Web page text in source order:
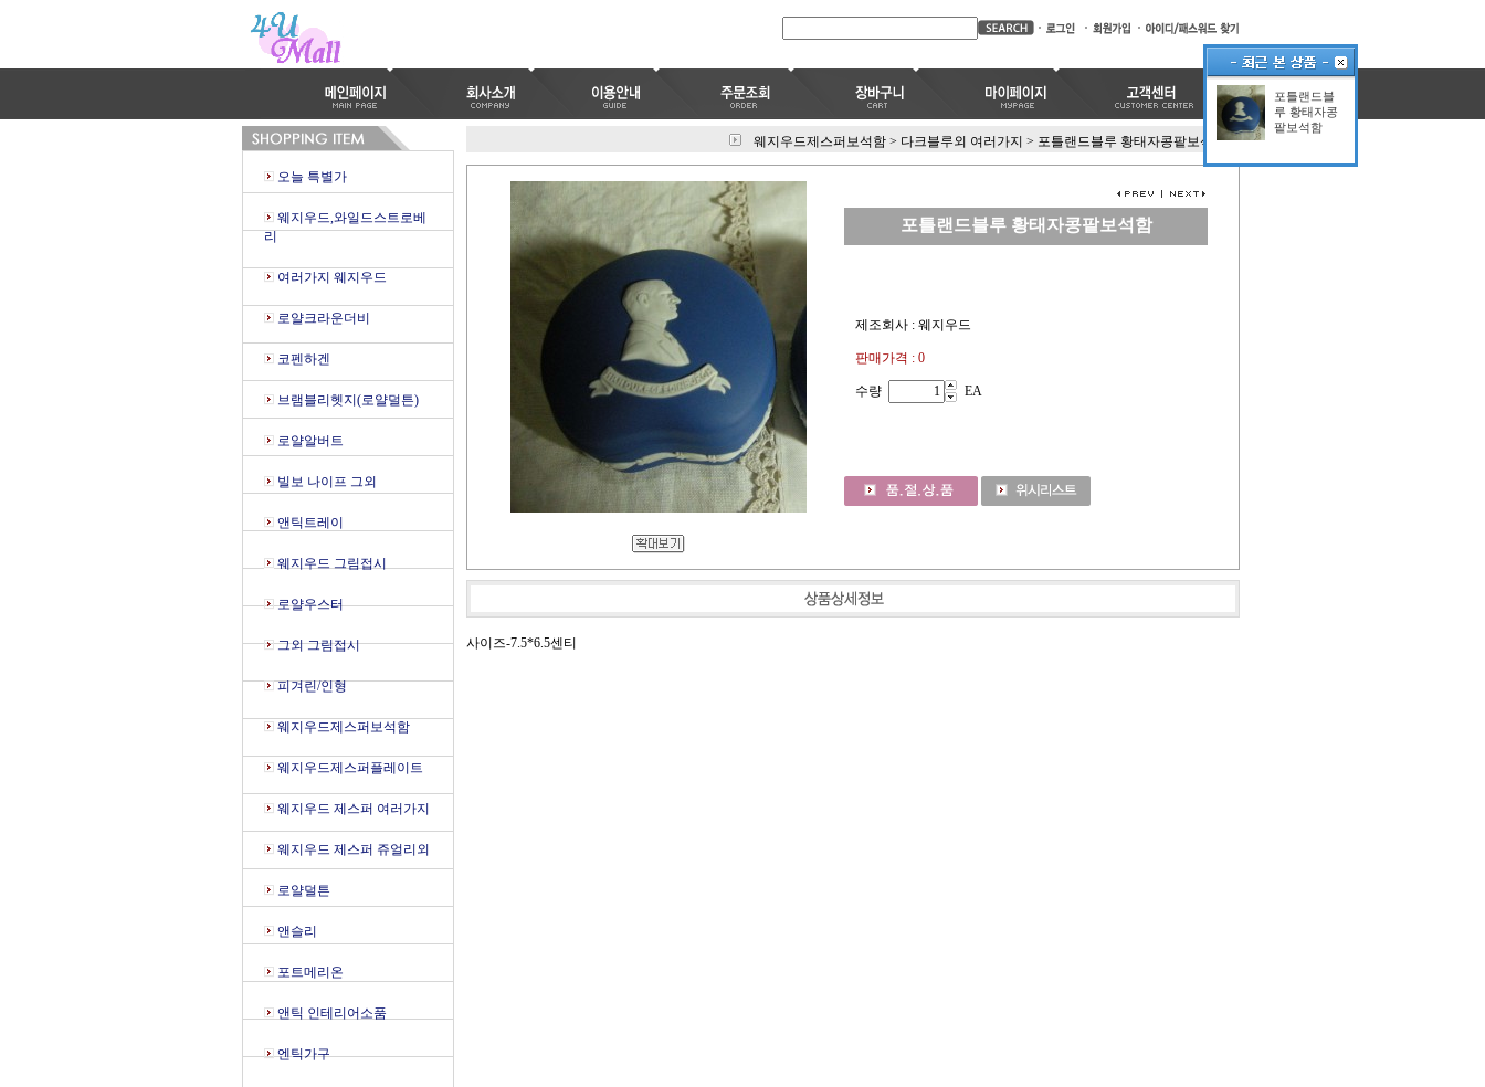
오늘 특별가
웨지우드,와일드스트로베
리
여러가지 웨지우드
로얄크라운더비
코펜하겐
브램블리헷지(로얄덜튼)
로얄알버트
빌보 나이프 그외
앤틱트레이
웨지우드 그림접시
로얄우스터
그외 그림접시
피겨린/인형
웨지우드제스퍼보석함
웨지우드제스퍼플레이트
웨지우드 제스퍼 여러가지
웨지우드 제스퍼 쥬얼리외
로얄덜튼
앤슬리
포트메리온
앤틱 인테리어소품
엔틱가구
웨지우드제스퍼보석함 > 다크블루외 여러가지 > 포틀랜드블루 황태자콩팥보석함
포틀랜드블루 황태자콩팥보석함
제조회사 : 웨지우드
판매가격 : 0
수량 EA
사이즈-7.5*6.5센티
포틀랜드블
루 황태자콩
팥보석함